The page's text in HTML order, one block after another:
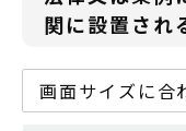
関に設置され
画面サイズに合